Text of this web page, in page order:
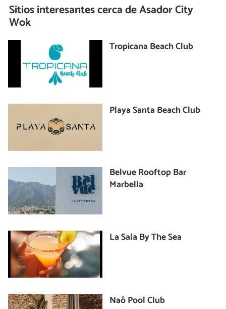
Sitios interesantes cerca deAsador City
Wok
Tropicana Beach Club
Playa Santa Beach Club
Belvue Rooftop Bar
Marbella
La Sala By The Sea
Naô Pool Club